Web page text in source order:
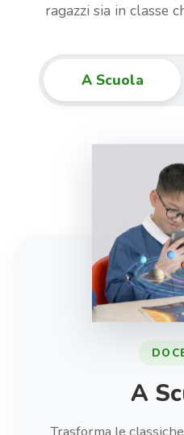
ragazzi sia in classe
A Scuola
A